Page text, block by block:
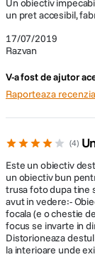
DETALII
Cod producator
17/07/2019
Razvan
Un obiectiv
un pret accesibil,
V-a fost de ajutor
Raporteaza recenzia
4
Este un obiectiv
un obiectiv bun
trusa foto dupa tine
avut in vedere:-
focala (e o chestie
focus se invarte in
Distorioneaza
la interioare unde